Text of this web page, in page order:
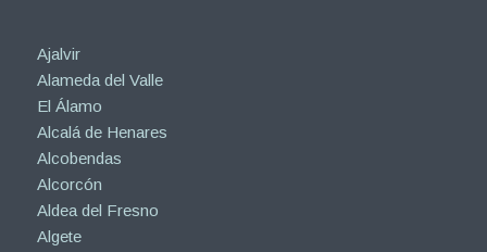
Ajalvir
Alameda del Valle
El Álamo
Alcalá de Henares
Alcobendas
Alcorcón
Aldea del Fresno
Algete